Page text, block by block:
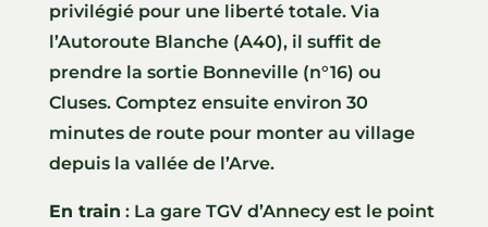
privilégié pour une liberté totale. Via
l’Autoroute Blanche (A40), il suffit de
prendre la sortie Bonneville (n°16) ou
Cluses. Comptez ensuite environ 30
minutes de route pour monter au village
depuis la vallée de l’Arve.
En train : La gare TGV d’Annecy est le point